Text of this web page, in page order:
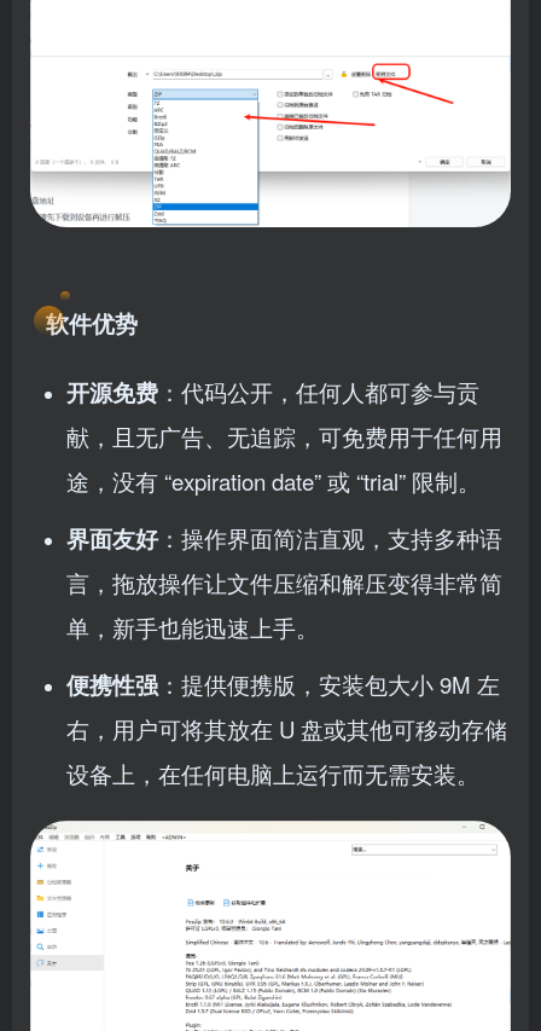
软件优势
开源免费 ：代码公开，任何人都可参与贡
献，且无广告、无追踪，可免费用于任何用
途，没有 “expiration date” 或 “trial” 限制。
界面友好：操作界面简洁直观，支持多种语
言，拖放操作让文件压缩和解压变得非常简
单，新手也能迅速上手。
便携性强 ：提供便携版，安装包大小 9M 左
右，用户可将其放在 U 盘或其他可移动存储
设备上，在任何电脑上运行而无需安装。